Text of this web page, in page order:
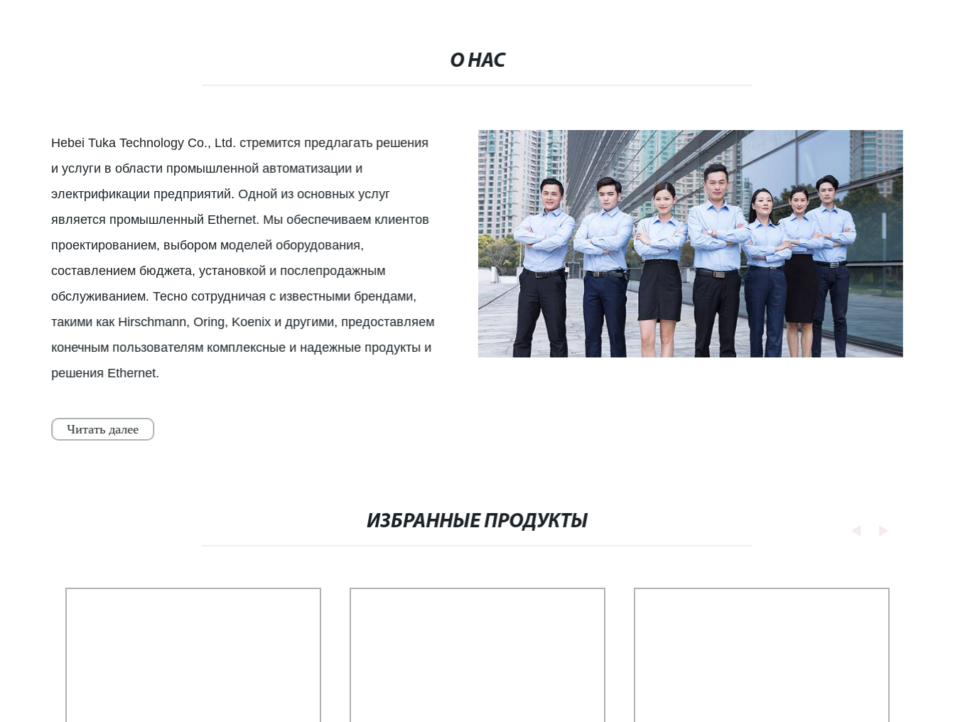
Переключатель
HOWO
О НАС
Hebei Tuka Technology Co., Ltd. стремится предлагать решения
и услуги в области промышленной автоматизации и
электрификации предприятий. Одной из основных услуг
является промышленный Ethernet. Мы обеспечиваем клиентов
проектированием, выбором моделей оборудования,
составлением бюджета, установкой и послепродажным
обслуживанием. Тесно сотрудничая с известными брендами,
такими как Hirschmann, Oring, Koenix и другими, предоставляем
конечным пользователям комплексные и надежные продукты и
решения Ethernet.
Читать далее
ИЗБРАННЫЕ ПРОДУКТЫ